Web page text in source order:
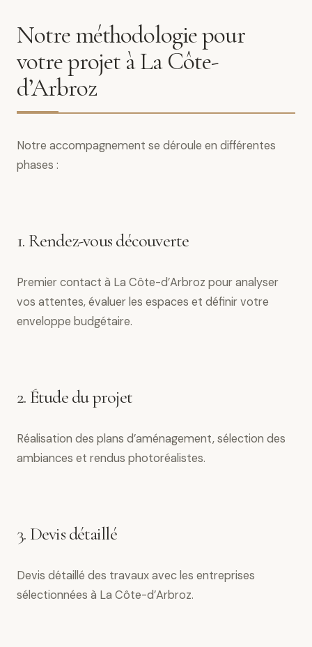
Notre méthodologie pour
votre projet à La Côte-
d’Arbroz
Notre accompagnement se déroule en différentes
phases :
1. Rendez-vous découverte
Premier contact à La Côte-d’Arbroz pour analyser
vos attentes, évaluer les espaces et définir votre
enveloppe budgétaire.
2. Étude du projet
Réalisation des plans d’aménagement, sélection des
ambiances et rendus photoréalistes.
3. Devis détaillé
Devis détaillé des travaux avec les entreprises
sélectionnées à La Côte-d’Arbroz.